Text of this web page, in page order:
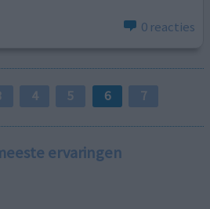
0 reacties
4 5 6 7
ervaringen